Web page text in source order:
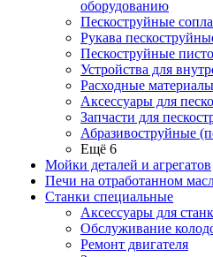
оборудованию
Пескоструйные сопла
Рукава
Пескоструйные
Устройства для
Расходные
Аксессуары для
Запчасти для
Абразивоструйные
Ещё 6
Мойки деталей и агрегатов
Печи на отработанном
Станки специальные
Аксессуары для
Обслуживание
Ремонт двигателя